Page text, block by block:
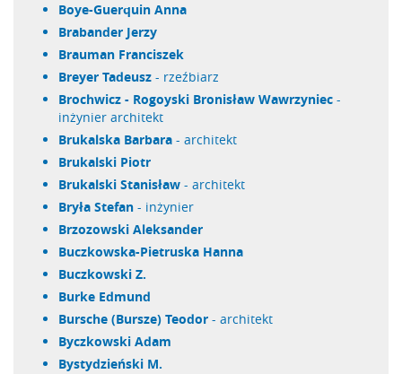
Boye-Guerquin Anna
Brabander Jerzy
Brauman Franciszek
Breyer Tadeusz - rzeźbiarz
Brochwicz - Rogoyski Bronisław Wawrzyniec -
inżynier architekt
Brukalska Barbara - architekt
Brukalski Piotr
Brukalski Stanisław - architekt
Bryła Stefan - inżynier
Brzozowski Aleksander
Buczkowska-Pietruska Hanna
Buczkowski Z.
Burke Edmund
Bursche (Bursze) Teodor - architekt
Byczkowski Adam
Bystydzieński M.